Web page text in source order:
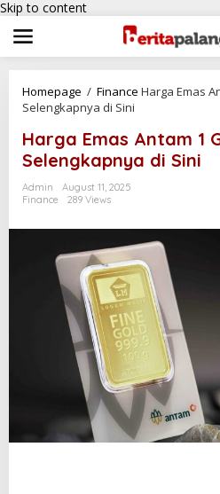
Skip to content
Homepage / Finance Harga Emas
Selengkapnya di Sini
Harga Emas Antam 1
Selengkapnya di Sini
Admin
August 11, 2025
Finance
289 Views